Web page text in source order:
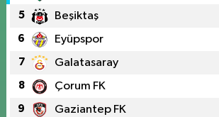
5 Beşiktaş
6 Eyüpspor
7 Galatasaray
8 Çorum FK
9 Gaziantep FK